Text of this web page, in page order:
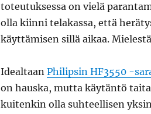
toteutuksessa on vielä
olla kiinni telakassa, että
käyttämisen sillä aikaa.
Idealtaan Philipsin HF3550 -
on hauska, mutta käytäntö
kuitenkin olla suhteellisen